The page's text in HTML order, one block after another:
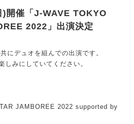
開催「J-WAVE TOKYO
2022」出演決定
にデュオを組んでの出演です。
しみにしていてください。
JAMBOREE 2022 supported by